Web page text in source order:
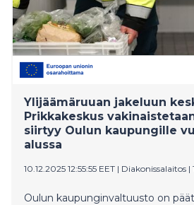
Ylijäämäruuan jakeluun
Prikkakeskus
siirtyy Oulun kaupungille
alussa
10.12.2025 12:55:55 EET | Diakonissalaitos |
Oulun kaupunginvaltuusto on